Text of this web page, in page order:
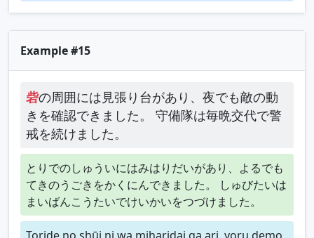
Example #15
砦の周囲には見張り台があり、夜でも敵の動
きを確認できました。 守備隊は毎晩交代で警
戒を続けました。
とりでのしゅういにはみはりだいがあり、よるでも
てきのうごきをかくにんできました。 しゅびたいは
まいばんこうたいでけいかいをつづけました。